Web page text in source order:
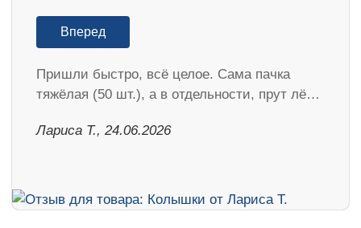
Вперед
Пришли быстро, всё целое. Сама пачка
тяжёлая (50 шт.), а в отдельности, прут лё…
Лариса Т., 24.06.2026